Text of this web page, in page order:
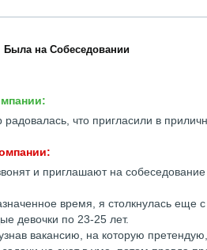
Была на Собеседовании
радовалась, что пригласили в
и приглашают на
время, я столкнулась еще
девочки по 23-25 лет.
вакансию, на которую